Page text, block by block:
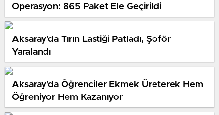
Operasyon: 865 Paket Ele Geçirildi
Aksaray’da Tırın Lastiği Patladı, Şoför
Yaralandı
Aksaray’da Öğrenciler Ekmek Üreterek Hem
Öğreniyor Hem Kazanıyor